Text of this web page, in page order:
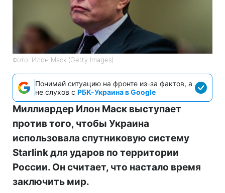
Фото: Илон Маск (Getty Images)
Понимай ситуацию на фронте из-за фактов, а
не слухов с РБК-Украина в Google
Миллиардер Илон Маск выступает
против того, чтобы Украина
использовала спутниковую систему
Starlink для ударов по территории
России. Он считает, что настало время
заключить мир.